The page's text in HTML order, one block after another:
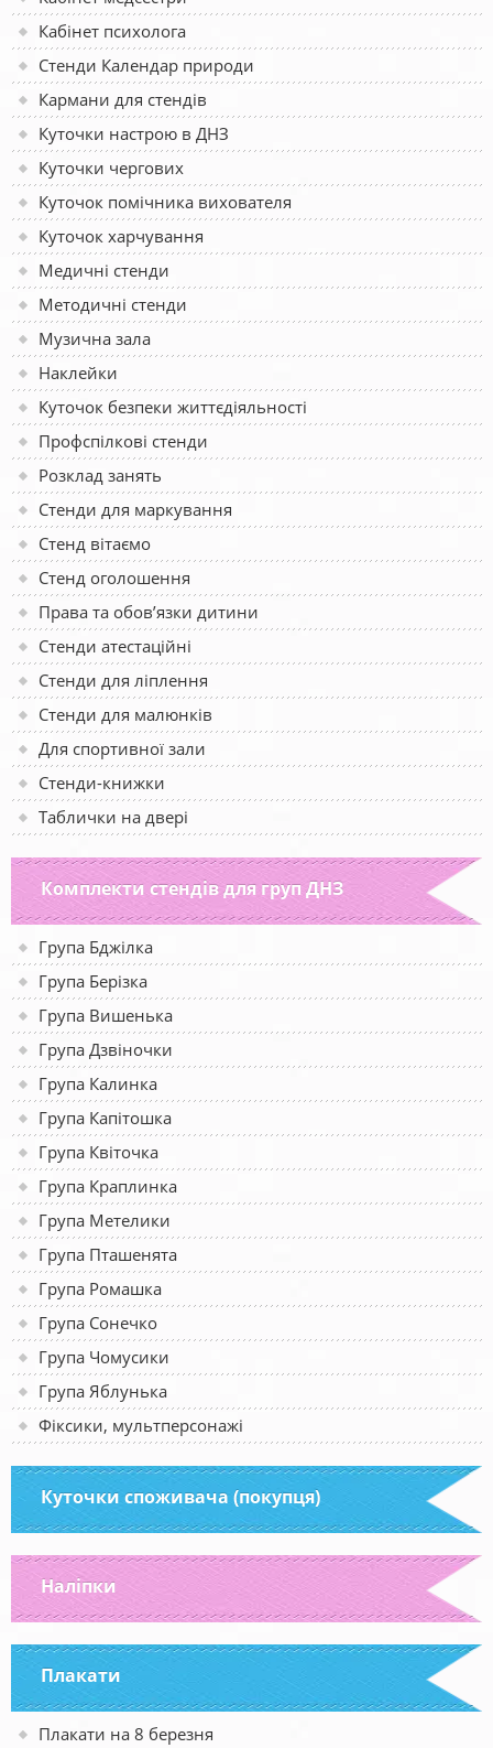
Кабінет психолога
Стенди Календар природи
Кармани для стендів
Куточки настрою в ДНЗ
Куточки чергових
Куточок помічника вихователя
Куточок харчування
Медичні стенди
Методичні стенди
Музична зала
Наклейки
Куточок безпеки життєдіяльності
Профспілкові стенди
Розклад занять
Стенди для маркування
Стенд вітаємо
Стенд оголошення
Права та обов’язки дитини
Стенди атестаційні
Стенди для ліплення
Стенди для малюнків
Для спортивної зали
Стенди-книжки
Таблички на двері
Комплекти стендів для груп ДНЗ
Група Бджілка
Група Берізка
Група Вишенька
Група Дзвіночки
Група Калинка
Група Капітошка
Група Квіточка
Група Краплинка
Група Метелики
Група Пташенята
Група Ромашка
Група Сонечко
Група Чомусики
Група Яблунька
Фіксики, мультперсонажі
Куточки споживача (покупця)
Наліпки
Плакати
Плакати на 8 березня